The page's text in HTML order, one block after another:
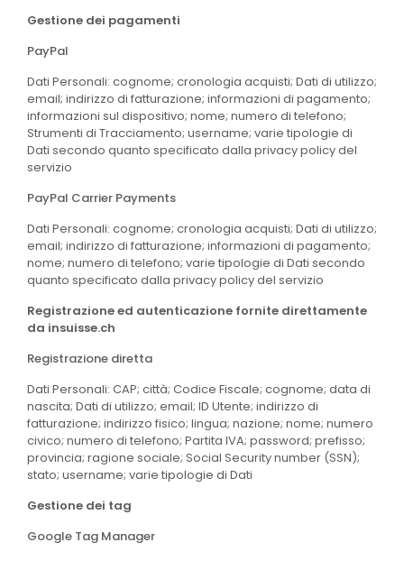
Gestione dei pagamenti
PayPal
Dati Personali: cognome; cronologia acquisti; Dati di utilizzo;
email; indirizzo di fatturazione; informazioni di pagamento;
informazioni sul dispositivo; nome; numero di telefono;
Strumenti di Tracciamento; username; varie tipologie di
Dati secondo quanto specificato dalla privacy policy del
servizio
PayPal Carrier Payments
Dati Personali: cognome; cronologia acquisti; Dati di utilizzo;
email; indirizzo di fatturazione; informazioni di pagamento;
nome; numero di telefono; varie tipologie di Dati secondo
quanto specificato dalla privacy policy del servizio
Registrazione ed autenticazione fornite direttamente
da insuisse.ch
Registrazione diretta
Dati Personali: CAP; città; Codice Fiscale; cognome; data di
nascita; Dati di utilizzo; email; ID Utente; indirizzo di
fatturazione; indirizzo fisico; lingua; nazione; nome; numero
civico; numero di telefono; Partita IVA; password; prefisso;
provincia; ragione sociale; Social Security number (SSN);
stato; username; varie tipologie di Dati
Gestione dei tag
Google Tag Manager